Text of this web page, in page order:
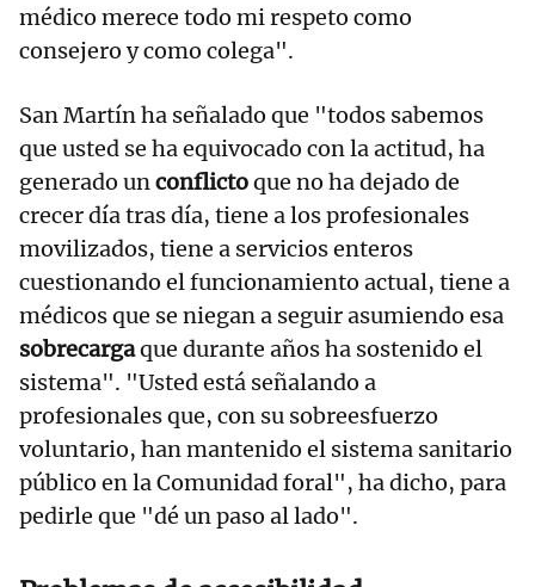
médico merece todo mi respeto como
consejero y como colega".
San Martín ha señalado que "todos sabemos
que usted se ha equivocado con la actitud, ha
generado unconflictoque no ha dejado de
crecer día tras día, tiene a los profesionales
movilizados, tiene a servicios enteros
cuestionando el funcionamiento actual, tiene a
médicos que se niegan a seguir asumiendo esa
sobrecargaque durante años ha sostenido el
sistema". "Usted está señalando a
profesionales que, con su sobreesfuerzo
voluntario, han mantenido el sistema sanitario
público en la Comunidad foral", ha dicho, para
pedirle que "dé un paso al lado".